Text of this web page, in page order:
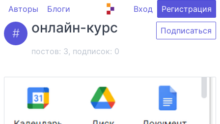
Авторы Блоги Вход Регистрация
онлайн-курс
постов: 3, подписок: 0
Подписаться